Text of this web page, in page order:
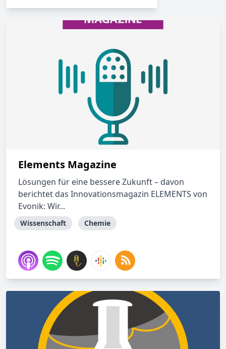
Elements Magazine
Lösungen für eine bessere Zukunft – davon
berichtet das Innovationsmagazin ELEMENTS von
Evonik: Wir...
Wissenschaft Chemie